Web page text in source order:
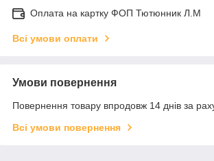
Оплата на картку ФОП Тютюнник Л.М
Всі умови оплати
Умови повернення
Повернення товару впродовж 14 днів за
Всі умови повернення